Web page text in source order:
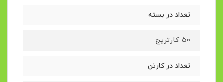
تعداد در بسته
50 کارتریج
تعداد در کارتن